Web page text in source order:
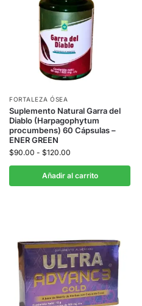
FORTALEZA ÓSEA
Suplemento Natural Garra del
Diablo (Harpagophytum
procumbens) 60 Cápsulas –
ENER GREEN
$90.00 - $120.00
Añadir al carrito